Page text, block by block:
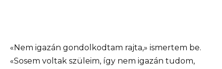
«Nem igazán gondolkodtam rajta,» ismertem be.
«Sosem voltak szüleim, így nem igazán tudom,